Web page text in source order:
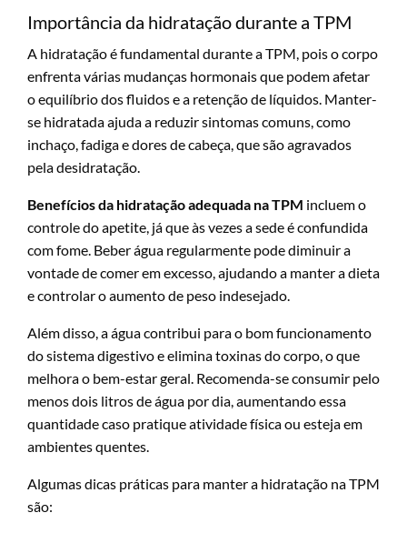
Importância da hidratação durante a TPM
A hidratação é fundamental durante a TPM, pois o corpo
enfrenta várias mudanças hormonais que podem afetar
o equilíbrio dos fluidos e a retenção de líquidos. Manter-
se hidratada ajuda a reduzir sintomas comuns, como
inchaço, fadiga e dores de cabeça, que são agravados
pela desidratação.
Benefícios da hidratação adequada na TPM incluem o
controle do apetite, já que às vezes a sede é confundida
com fome. Beber água regularmente pode diminuir a
vontade de comer em excesso, ajudando a manter a dieta
e controlar o aumento de peso indesejado.
Além disso, a água contribui para o bom funcionamento
do sistema digestivo e elimina toxinas do corpo, o que
melhora o bem-estar geral. Recomenda-se consumir pelo
menos dois litros de água por dia, aumentando essa
quantidade caso pratique atividade física ou esteja em
ambientes quentes.
Algumas dicas práticas para manter a hidratação na TPM
são: